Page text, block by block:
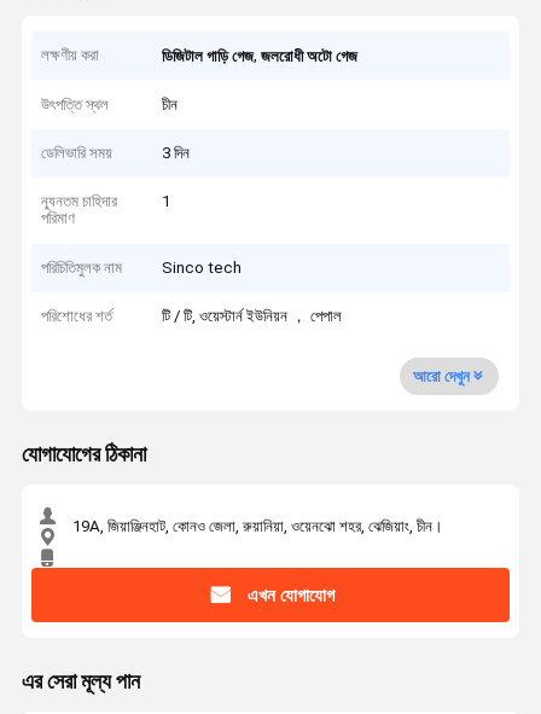
লক্ষণীয় করা ডিজিটাল গাড়ি গেজ,জলরোধী অটো গেজ
উৎপত্তি স্থল চীন
ডেলিভারি সময় 3 দিন
ন্যূনতম চাহিদার
পরিমাণ
1
পরিচিতিমুলক নাম Sinco tech
পরিশোধের শর্ত টি / টি, ওয়েস্টার্ন ইউনিয়ন ， পেপাল
আরো দেখুন
যোগাযোগের ঠিকানা
19A, জিয়াঞ্জিনহাট, কোনও জেলা, রুয়ানিয়া, ওয়েনঝো শহর, ঝেজিয়াং, চীন।
এখন যোগাযোগ
এর সেরা মূল্য পান